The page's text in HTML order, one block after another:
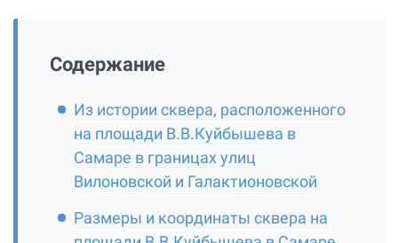
Содержание
Из истории сквера, расположенного
на площади В.В.Куйбышева в
Самаре в границах улиц
Вилоновской и Галактионовской
Размеры и координаты сквера на